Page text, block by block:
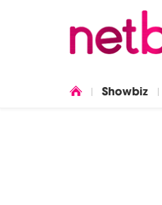
Showbiz